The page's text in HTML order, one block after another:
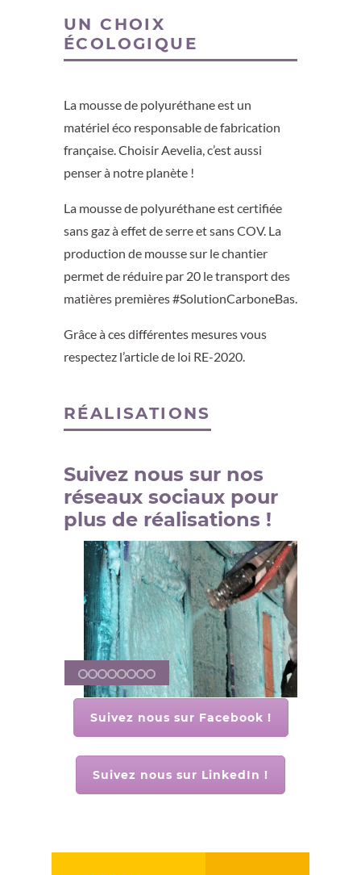
UN CHOIX
ÉCOLOGIQUE
La mousse de polyuréthane est un
matériel éco responsable de fabrication
française. Choisir Aevelia, c’est aussi
penser à notre planète !
La mousse de polyuréthane est certifiée
sans gaz à effet de serre et sans COV. La
production de mousse sur le chantier
permet de réduire par 20 le transport des
matières premières #SolutionCarboneBas.
Grâce à ces différentes mesures vous
respectez l’article de loi RE-2020.
RÉALISATIONS
Suivez nous sur nos
réseaux sociaux pour
plus de réalisations !
Suivez nous sur Facebook !
Suivez nous sur LinkedIn !